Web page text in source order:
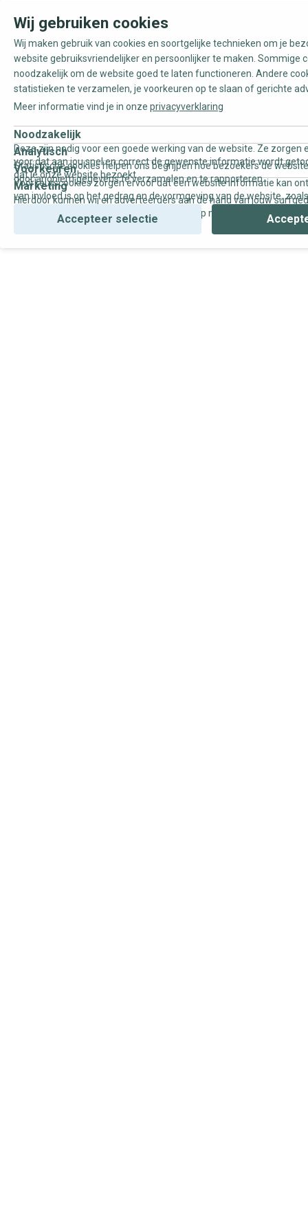
Wij gebruiken cookies
Wij maken gebruik van cookies en soortgelijke technieken om je
website gebruiksvriendelijker en persoonlijker te maken. Sommige
noodzakelijk om de website goed te laten functioneren. Andere
statistieken te verzamelen, je voorkeuren op te slaan of gerichte
Meer informatie vind je in onze privacyverklaring
Noodzakelijk
Deze zijn nodig voor een goede werking van de website. Ze zorgen
voor dat aan jou snel en correct de gewenste informatie wordt
dat je onze website bezoekt.
Analytisch
Statistische cookies helpen ons begrijpen hoe bezoekers de
door anoniem gegevens te verzamelen en te rapporteren.
Voorkeuren
Voorkeurscookies zorgen ervoor dat een website informatie kan
van invloed is op het gedrag en de vormgeving van de website,
Marketing
Hierdoor kunnen wij en adverteerders aan de hand van jouw
gepersonaliseerde online advertenties en op maat gemaakte
Accepteer selectie